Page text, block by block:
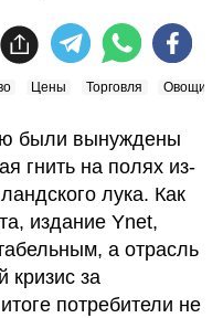
Цены Торговля Овощи
были вынуждены
гнить на полях из-
лука. Как
издание Ynet,
а отрасль
кризис за
потребители не